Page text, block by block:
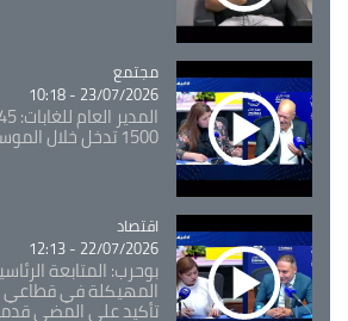
Catégorie
مجتمع
23/07/2026 - 10:18
المدير العام للغابات: 445 حريقاً وأكثر من
1500 تدخل خلال الموسم الحالي
Catégorie
اقتصاد
22/07/2026 - 12:13
بوحرب: المتابعة الرئاسية للمشاريع
المهيكلة في قطاعي المناجم والتعدين
تأكيد على المضي قدما لتنويع الاقتصاد